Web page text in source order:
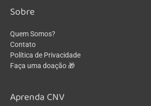
Sobre
Quem Somos?
Contato
Política de Privacidade
Faça uma doação 🎁
Aprenda CNV